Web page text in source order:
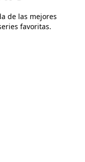
de las mejores
favoritas.